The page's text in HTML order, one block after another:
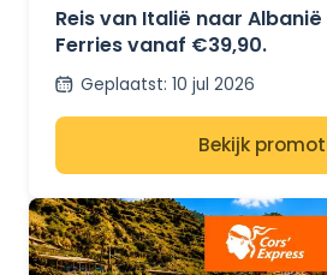
Reis van Italië naar
Ferries vanaf €39,90.
Geplaatst: 10 jul 2026
Bekijk